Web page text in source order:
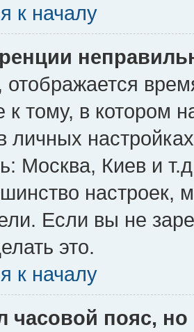
к началу
к тому, в котором
личных
Москва, Киев и
настроек,
Если вы не
это.
к началу
часовой пояс,